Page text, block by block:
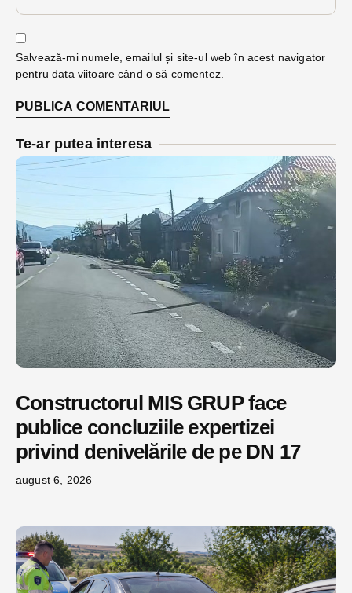
Salvează-mi numele, emailul și site-ul web în acest navigator
pentru data viitoare când o să comentez.
Te-ar putea interesa
Constructorul MIS GRUP face
publice concluziile expertizei
privind denivelările de pe DN 17
august 6, 2026